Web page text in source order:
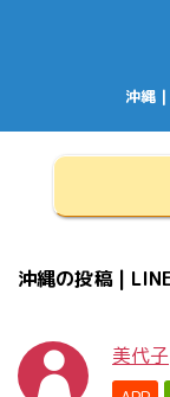
沖縄 |
沖縄の投稿 |
美代子